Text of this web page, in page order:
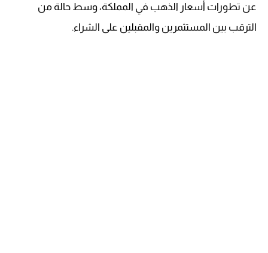
عن تطورات أسعار الذهب في المملكة، وسط حالة من
الترقب بين المستثمرين والمقبلين على الشراء.